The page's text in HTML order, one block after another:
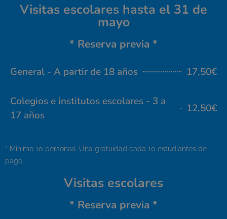
Visitas escolares hasta el 31 de
mayo
* Reserva previa *
General - A partir de 18 años 17,50€
Colegios e institutos escolares - 3 a
17 años
12,50€
* Minimo 10 personas. Una gratuidad cada 10 estudiantes de
pago.
Visitas escolares
* Reserva previa *